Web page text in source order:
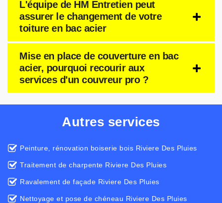
L'équipe de HM Entretien peut
assurer le changement de votre
toiture en bac acier
Mise en place de couverture en bac
acier, pourquoi recourir aux
services d'un couvreur pro ?
Autres services
Peinture, rénovation boiserie bois Riviere Des Pluies
Traitement de charpente Riviere Des Pluies
Ravalement de façade Riviere Des Pluies
Nettoyage et pose de chéneau Riviere Des Pluies